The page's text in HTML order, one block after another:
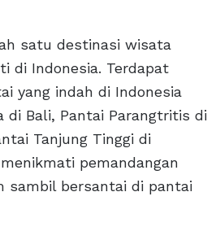
satu destinasi wisata
di Indonesia. Terdapat
yang indah di Indonesia
di Bali, Pantai Parangtritis di
Tanjung Tinggi di
pemandangan
sambil bersantai di pantai